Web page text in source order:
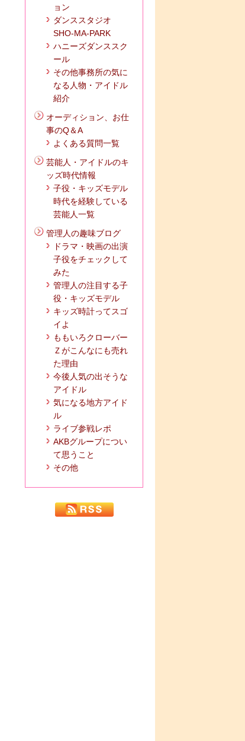
ョン
ダンススタジオ
SHO-MA-PARK
ハニーズダンススク
ール
その他事務所の気に
なる人物・アイドル
紹介
オーディション、お仕
事のQ＆A
よくある質問一覧
芸能人・アイドルのキ
ッズ時代情報
子役・キッズモデル
時代を経験している
芸能人一覧
管理人の趣味ブログ
ドラマ・映画の出演
子役をチェックして
みた
管理人の注目する子
役・キッズモデル
キッズ時計ってスゴ
イよ
ももいろクローバー
Ｚがこんなにも売れ
た理由
今後人気の出そうな
アイドル
気になる地方アイド
ル
ライブ参戦レポ
AKBグループについ
て思うこと
その他